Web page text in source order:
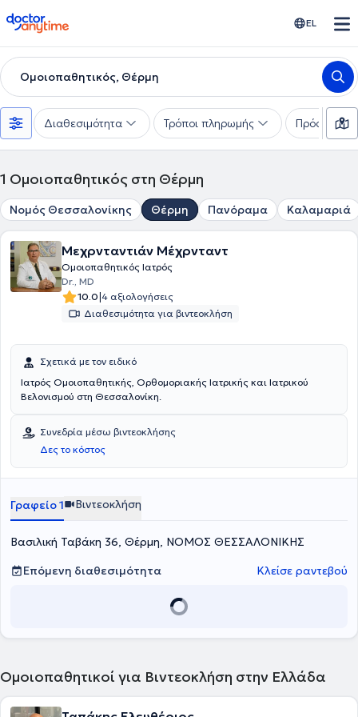
doctoranytime EL
Ομοιοπαθητικός, Θέρμη
Διαθεσιμότητα Τρόποι πληρωμής Πρόσθετα
1 Ομοιοπαθητικός στη Θέρμη
Νομός Θεσσαλονίκης Θέρμη Πανόραμα Καλαμαριά
Μεχρνταντιάν Μέχρνταντ
Ομοιοπαθητικός Ιατρός
Dr., MD
10.0|4 αξιολογήσεις
Διαθεσιμότητα για βιντεοκλήση
Σχετικά με τον ειδικό
Ιατρός Ομοιοπαθητικής, Ορθομοριακής Ιατρικής και Ιατρικού
Βελονισμού στη Θεσσαλονίκη.
Συνεδρία μέσω βιντεοκλήσης
Δες το κόστος
Γραφείο 1 Βιντεοκλήση
Βασιλική Ταβάκη 36, Θέρμη, ΝΟΜΟΣ ΘΕΣΣΑΛΟΝΙΚΗΣ
Επόμενη διαθεσιμότητα
Κλείσε ραντεβού
Ομοιοπαθητικοί για Βιντεοκλήση στην Ελλάδα